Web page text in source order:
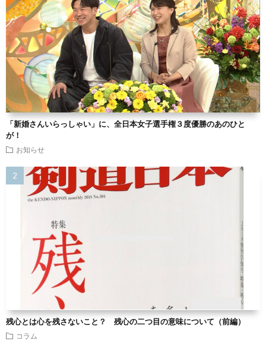
「新婚さんいらっしゃい」に、全日本女子選手権３度優勝のあのひと
が！
お知らせ
残心とは心を残さないこと？ 残心の二つ目の意味について（前編）
コラム